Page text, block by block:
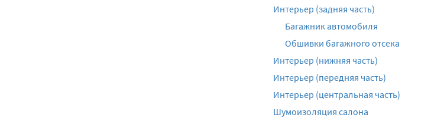
Интерьер (задняя часть)
Багажник автомобиля
Обшивки багажного отсека
Интерьер (нижняя часть)
Интерьер (передняя часть)
Интерьер (центральная часть)
Шумоизоляция салона